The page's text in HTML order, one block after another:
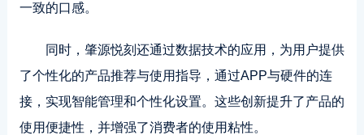
一致的口感。
同时，肇源悦刻还通过数据技术的应用，为用户提供
了个性化的产品推荐与使用指导，通过APP与硬件的连
接，实现智能管理和个性化设置。这些创新提升了产品的
使用便捷性，并增强了消费者的使用粘性。